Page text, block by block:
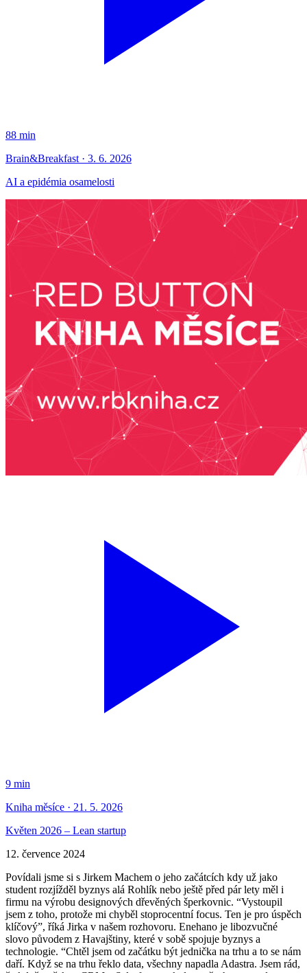
88 min
Brain&Breakfast · 3. 6. 2026
AI a epidémia osamelosti
9 min
Kniha měsíce · 21. 5. 2026
Květen 2026 – Lean startup
12. července 2024
Povídali jsme si s Jirkem Machem o jeho začátcích kdy už jako
student rozjížděl byznys alá Rohlík nebo ještě před pár lety měl i
firmu na výrobu designových dřevěných šperkovnic. “Vystoupil
jsem z toho, protože mi chyběl stoprocentní focus. Ten je pro úspěch
klíčový”, říká Jirka v našem rozhovoru. Enehano je libozvučné
slovo původem z Havajštiny, které v sobě spojuje byznys a
technologie. “Chtěl jsem od začátku být jednička na trhu a to se nám
daří. Když se na trhu řeklo data, všechny napadla Adastra. Jsem rád,